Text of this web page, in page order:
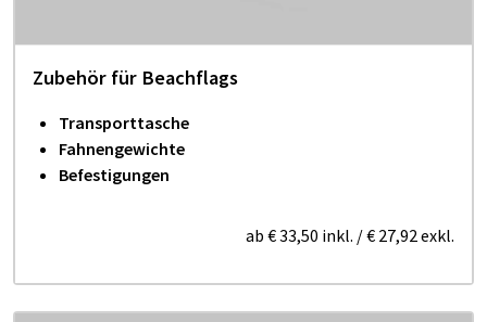
Zubehör für Beachflags
Transporttasche
Fahnengewichte
Befestigungen
ab € 33,50 inkl. /€ 27,92exkl.